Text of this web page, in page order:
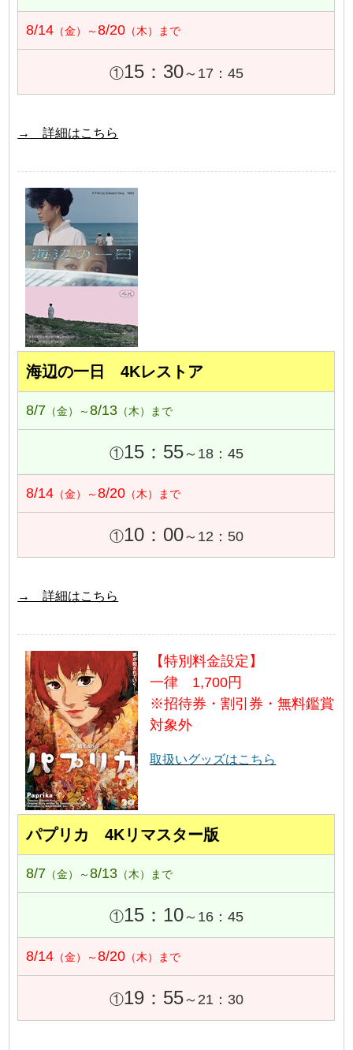
8/14 （金）～8/20 （木）まで
①15：30～17：45
→ 詳細はこちら
海辺の一日 4Kレストア
8/7 （金）～8/13 （木）まで
①15：55～18：45
8/14 （金）～8/20 （木）まで
①10：00～12：50
→ 詳細はこちら
【特別料金設定】
一律 1,700円
※招待券・割引券・無料鑑賞
対象外
取扱いグッズはこちら
パプリカ 4Kリマスター版
8/7 （金）～8/13 （木）まで
①15：10～16：45
8/14 （金）～8/20 （木）まで
①19：55～21：30